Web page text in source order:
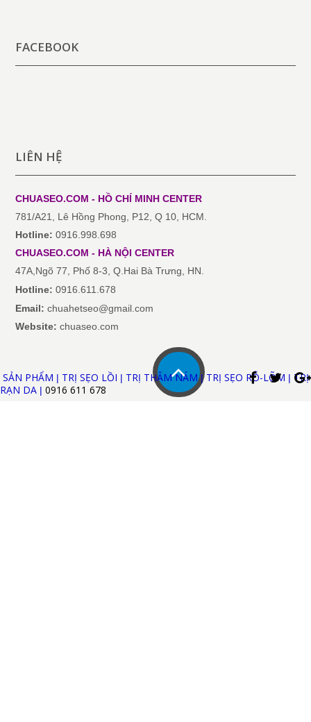
FACEBOOK
LIÊN HỆ
CHUASEO.COM - HỒ CHÍ MINHCENTER
781/A21, Lê Hồng Phong, P12, Q 10, HCM.
Hotline: 0916.998.698
CHUASEO.COM - HÀ NỘICENTER
47A,Ngõ 77, Phố 8-3, Q.Hai Bà Trưng, HN.
Hotline: 0916.611.678
Email:chuahetseo@gmail.com
Website: chuaseo.com
SẢN PHẨM | TRỊ SẸO LỒI | TRỊ THÂM NÁM|TRỊ SẸO RỖ-LÕM | TRỊ
RẠN DA | 0916 611 678